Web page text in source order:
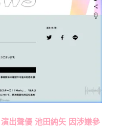
演出聲優 池田純矢 因涉嫌參